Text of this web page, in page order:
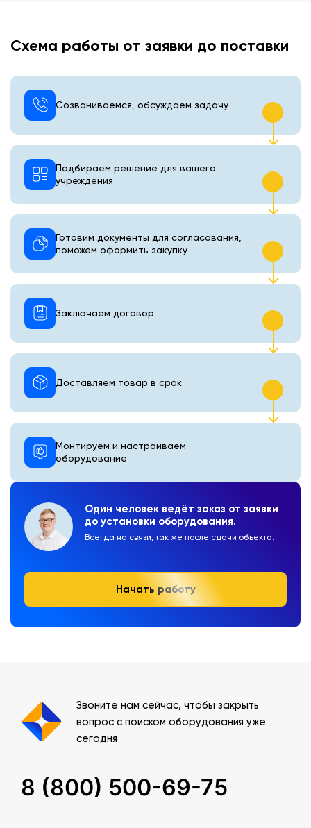
Схема работы от заявки до поставки
Один человек ведёт заказ от заявки
до установки оборудования.
Всегда на связи, так же после сдачи объекта.
Начать работу
Созваниваемся, обсуждаем задачу
Подбираем решение для вашего
учреждения
Готовим документы для согласования,
поможем оформить закупку
Монтируем и настраиваем
оборудование
Доставляем товар в срок
Заключаем договор
Звоните нам сейчас, чтобы закрыть
вопрос с поиском оборудования уже
сегодня
8 (800) 500-69-75